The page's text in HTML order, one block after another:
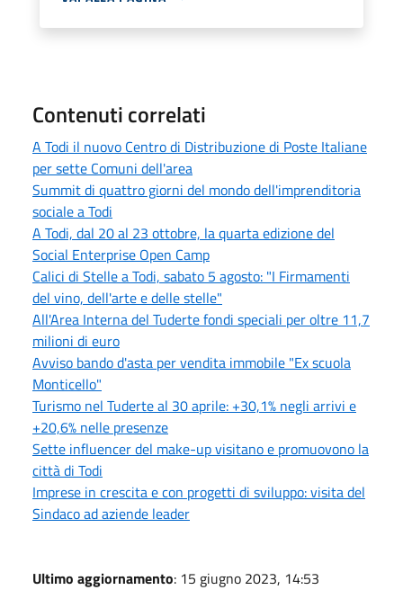
Contenuti correlati
A Todi il nuovo Centro di Distribuzione di Poste Italiane
per sette Comuni dell'area
Summit di quattro giorni del mondo dell'imprenditoria
sociale a Todi
A Todi, dal 20 al 23 ottobre, la quarta edizione del
Social Enterprise Open Camp
Calici di Stelle a Todi, sabato 5 agosto: "I Firmamenti
del vino, dell'arte e delle stelle"
All'Area Interna del Tuderte fondi speciali per oltre 11,7
milioni di euro
Avviso bando d'asta per vendita immobile "Ex scuola
Monticello"
Turismo nel Tuderte al 30 aprile: +30,1% negli arrivi e
+20,6% nelle presenze
Sette influencer del make-up visitano e promuovono la
città di Todi
Imprese in crescita e con progetti di sviluppo: visita del
Sindaco ad aziende leader
Ultimo aggiornamento: 15 giugno 2023, 14:53